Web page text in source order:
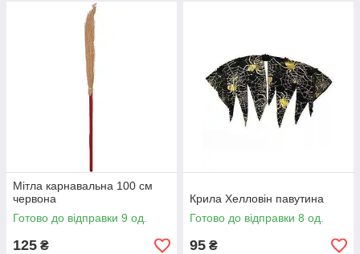
Мітла карнавальна 100 см
червона
Готово до відправки 9 од.
125 ₴
Крила Хелловін павутина
Готово до відправки 8 од.
95 ₴